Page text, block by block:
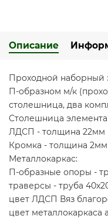
Описание
Проходной наборный
П-образном м/к
столешница, два
Столешница
ЛДСП - толщина 22мм
Кромка - толщина 2мм
Металлокаркас:
П-образные опоры -
траверсы - труба
цвет ЛДСП Вяз
цвет металлокаркаса